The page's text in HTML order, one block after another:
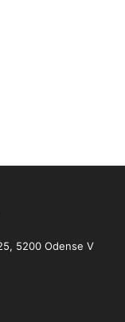
5200 Odense V